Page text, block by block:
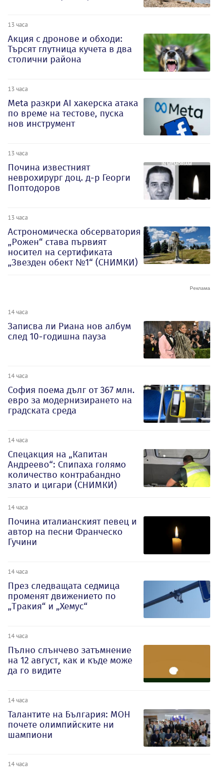
13 часа
Акция с дронове и обходи:
Търсят глутница кучета в два
столични района
13 часа
Meta разкри AI хакерска атака
по време на тестове, пуска
нов инструмент
13 часа
Почина известният
неврохирург доц. д-р Георги
Поптодоров
13 часа
Астрономическа обсерватория
„Рожен“ става първият
носител на сертификата
„Звезден обект №1“ (СНИМКИ)
14 часа
Записва ли Риана нов албум
след 10-годишна пауза
14 часа
София поема дълг от 367 млн.
евро за модернизирането на
градската среда
14 часа
Спецакция на „Капитан
Андреево“: Спипаха голямо
количество контрабандно
злато и цигари (СНИМКИ)
14 часа
Почина италианският певец и
автор на песни Франческо
Гучини
14 часа
През следващата седмица
променят движението по
„Тракия“ и „Хемус“
14 часа
Пълно слънчево затъмнение
на 12 август, как и къде може
да го видите
14 часа
Талантите на България: МОН
почете олимпийските ни
шампиони
14 часа